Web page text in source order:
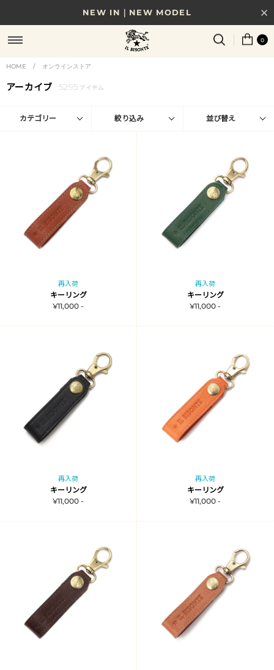
8/17(月)10時まで｜税込11,000円以上で送料無料
贈る相手やシーンから選べる、新しいギフトガイド
NEW IN｜COLOR LEATHER
0
HOME / オンラインストア
アーカイブ 5295 アイテム
カテゴリー 絞り込み 並び替え
再入荷
キーリング
¥11,000 -
再入荷
キーリング
¥11,000 -
再入荷
キーリング
¥11,000 -
再入荷
キーリング
¥11,000 -